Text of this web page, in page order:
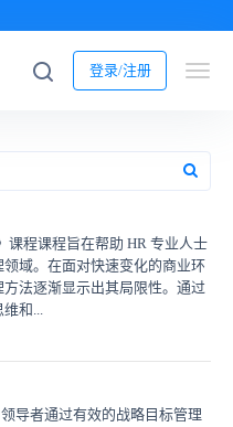
登录/注册
课程课程旨在帮助 HR 专业人士
域。在面对快速变化的商业环
法逐渐显示出其局限性。通过
和...
导者通过有效的战略目标管理